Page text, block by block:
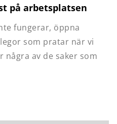
på arbetsplatsen
fungerar, öppna
som pratar när vi
några av de saker som